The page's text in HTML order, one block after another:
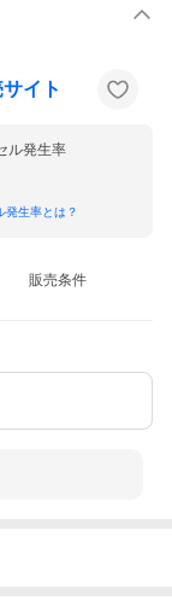
イト
ル発生率
発生率とは？
販売条件